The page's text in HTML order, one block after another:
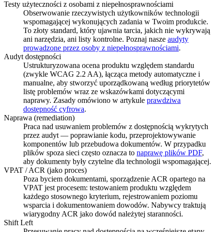
Testy użyteczności z osobami z niepełnosprawnościami
Obserwowanie rzeczywistych użytkowników technologii
wspomagającej wykonujących zadania w Twoim produkcie.
To złoty standard, który ujawnia tarcia, jakich nie wykrywają
ani narzędzia, ani listy kontrolne. Poznaj nasze audyty
prowadzone przez osoby z niepełnosprawnościami.
Audyt dostępności
Ustrukturyzowana ocena produktu względem standardu
(zwykle WCAG 2.2 AA), łącząca metody automatyczne i
manualne, aby stworzyć uporządkowaną według priorytetów
listę problemów wraz ze wskazówkami dotyczącymi
naprawy. Zasady omówiono w artykule prawdziwa
dostępność cyfrowa.
Naprawa (remediation)
Praca nad usuwaniem problemów z dostępnością wykrytych
przez audyt — poprawianie kodu, przeprojektowywanie
komponentów lub przebudowa dokumentów. W przypadku
plików spoza sieci często oznacza to naprawę plików PDF,
aby dokumenty były czytelne dla technologii wspomagającej.
VPAT / ACR (jako proces)
Poza byciem dokumentami, sporządzenie ACR opartego na
VPAT jest procesem: testowaniem produktu względem
każdego stosownego kryterium, rejestrowaniem poziomu
wsparcia i dokumentowaniem dowodów. Nabywcy traktują
wiarygodny ACR jako dowód należytej staranności.
Shift Left